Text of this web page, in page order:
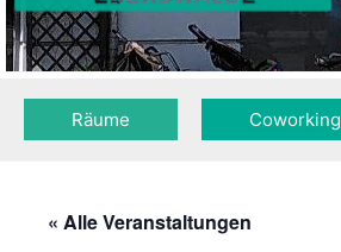
Räume Coworking
« Alle Veranstaltungen